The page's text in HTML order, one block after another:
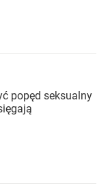
popęd seksualny